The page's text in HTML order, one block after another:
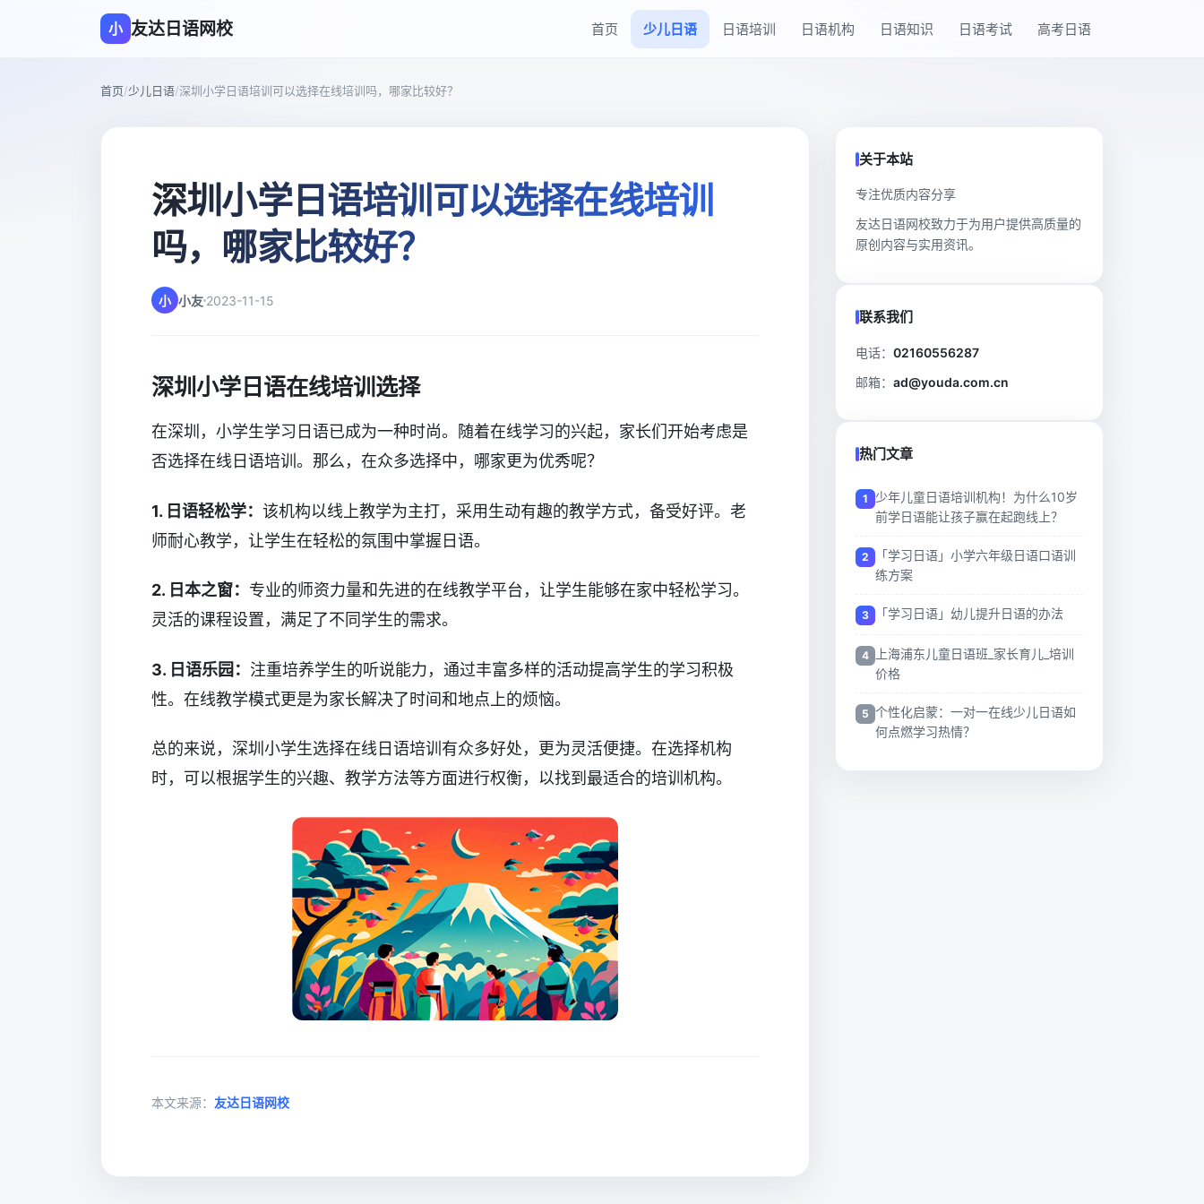
小 友达日语网校 首页 少儿日语 日语培训 日语机构 日语知识 日语考试 高考日语
首页/少儿日语/深圳小学日语培训可以选择在线培训吗，哪家比较好？
深圳小学日语培训可以选择在线培训
吗，哪家比较好？
小 小友 2023-11-15
深圳小学日语在线培训选择
在深圳，小学生学习日语已成为一种时尚。随着在线学习的兴起，家长们开始考虑是
否选择在线日语培训。那么，在众多选择中，哪家更为优秀呢？
1. 日语轻松学： 该机构以线上教学为主打，采用生动有趣的教学方式，备受好评。老
师耐心教学，让学生在轻松的氛围中掌握日语。
2. 日本之窗： 专业的师资力量和先进的在线教学平台，让学生能够在家中轻松学习。
灵活的课程设置，满足了不同学生的需求。
3. 日语乐园： 注重培养学生的听说能力，通过丰富多样的活动提高学生的学习积极
性。在线教学模式更是为家长解决了时间和地点上的烦恼。
总的来说，深圳小学生选择在线日语培训有众多好处，更为灵活便捷。在选择机构
时，可以根据学生的兴趣、教学方法等方面进行权衡，以找到最适合的培训机构。
本文来源： 友达日语网校
关于本站
专注优质内容分享
友达日语网校致力于为用户提供高质量的
原创内容与实用资讯。
联系我们
电话： 02160556287
邮箱： ad@youda.com.cn
热门文章
少年儿童日语培训机构！为什么10岁
前学日语能让孩子赢在起跑线上？
「学习日语」小学六年级日语口语训
练方案
「学习日语」幼儿提升日语的办法
上海浦东儿童日语班_家长育儿_培训
价格
个性化启蒙：一对一在线少儿日语如
何点燃学习热情？